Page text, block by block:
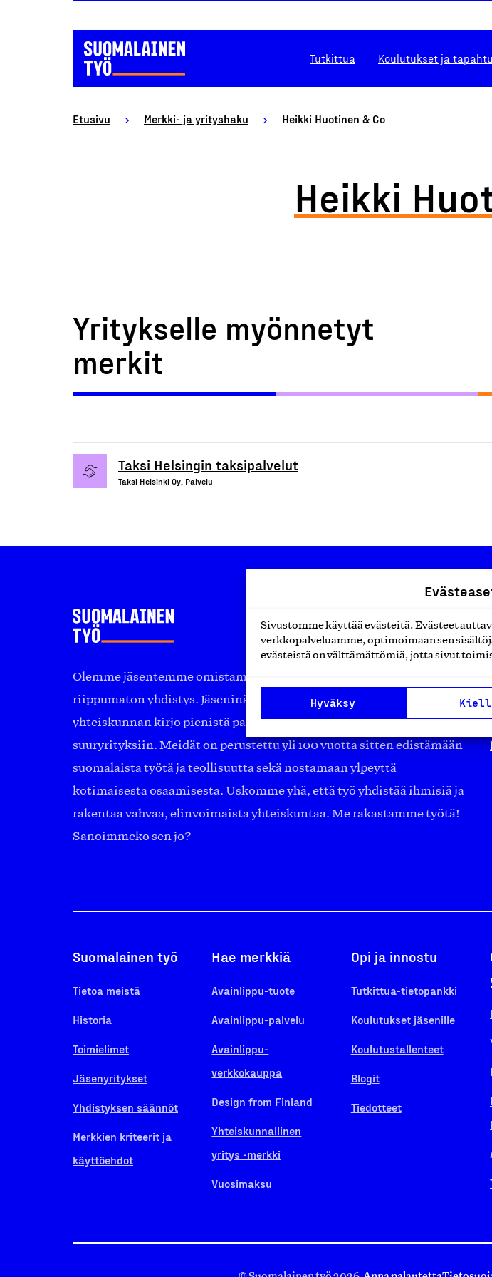
Sivustomme käyttää evästeitä. Evästeet
verkkopalveluamme, optimoimaan sen
evästeistä on välttämättömiä, jotta sivut
Hyväksy
Tutkittua Koulutukset ja
Etusivu Merkki- ja yrityshaku Heikki Huotinen & Co
Heikki
Yritykselle myönnetyt
merkit
Taksi Helsingin taksipalvelut
Taksi Helsinki Oy, Palvelu
Olemme jäsentemme omistama puolueeton, työmarkkinajärjestöistä
riippumaton yhdistys. Jäseninämme on koko suomalaisen
yhteiskunnan kirjo pienistä pajoista ja yhteisöistä kansainvälisiin
suuryrityksiin. Meidät on perustettu yli 100 vuotta sitten edistämään
suomalaista työtä ja teollisuutta sekä nostamaan ylpeyttä
kotimaisesta osaamisesta. Uskomme yhä, että työ yhdistää ihmisiä ja
rakentaa vahvaa, elinvoimaista yhteiskuntaa. Me rakastamme työtä!
Sanoimmeko sen jo?
Suomalainen työ
Tietoa meistä
Historia
Toimielimet
Jäsenyritykset
Yhdistyksen säännöt
Merkkien kriteerit ja
käyttöehdot
Hae merkkiä
Avainlippu-tuote
Avainlippu-palvelu
Avainlippu-
verkkokauppa
Design from Finland
Yhteiskunnallinen
yritys -merkki
Vuosimaksu
Opi ja innostu
Tutkittua-tietopankki
Koulutukset jäsenille
Koulutustallenteet
Blogit
Tiedotteet